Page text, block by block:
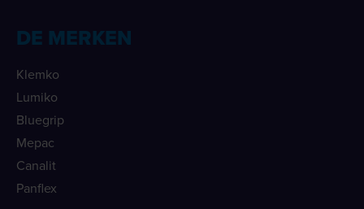
DE MERKEN
Klemko
Lumiko
Bluegrip
Mepac
Canalit
Panflex